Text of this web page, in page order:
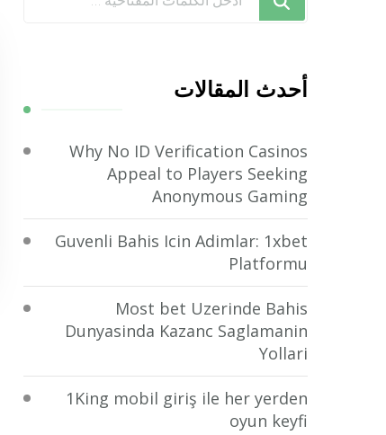
تبحث
شيء
ما؟
أحدث المقالات
Why No ID Verification Casinos
Appeal to Players Seeking
Anonymous Gaming
Guvenli Bahis Icin Adimlar: 1xbet
Platformu
Most bet Uzerinde Bahis
Dunyasinda Kazanc Saglamanin
Yollari
1King mobil giriş ile her yerden
oyun keyfi